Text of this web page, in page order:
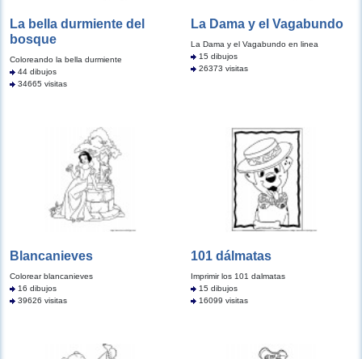
La bella durmiente del
bosque
Coloreando la bella durmiente
44 dibujos
34665 visitas
La Dama y el Vagabundo
La Dama y el Vagabundo en linea
15 dibujos
26373 visitas
Blancanieves
Colorear blancanieves
16 dibujos
39626 visitas
101 dálmatas
Imprimir los 101 dalmatas
15 dibujos
16099 visitas